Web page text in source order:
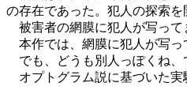
の存在であった。犯人の探索
被害者の網膜に犯人が写って
本作では、網膜に犯人が写っ
でも、どうも別人っぽくね、
オプトグラム説に基づいた実